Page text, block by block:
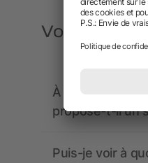
Vous avez
À quoi doivent
propose-t-il un
Puis-je voir à